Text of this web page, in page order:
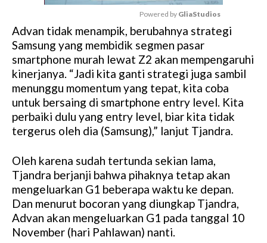
M
u
t
e
Powered by GliaStudios
Advan tidak menampik, berubahnya strategi
Samsung yang membidik segmen pasar
smartphone murah lewat Z2 akan mempengaruhi
kinerjanya. “Jadi kita ganti strategi juga sambil
menunggu momentum yang tepat, kita coba
untuk bersaing di smartphone entry level. Kita
perbaiki dulu yang entry level, biar kita tidak
tergerus oleh dia (Samsung),” lanjut Tjandra.
Oleh karena sudah tertunda sekian lama,
Tjandra berjanji bahwa pihaknya tetap akan
mengeluarkan G1 beberapa waktu ke depan.
Dan menurut bocoran yang diungkap Tjandra,
Advan akan mengeluarkan G1 pada tanggal 10
November (hari Pahlawan) nanti.